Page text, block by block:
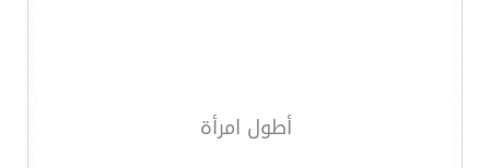
أطول امرأة